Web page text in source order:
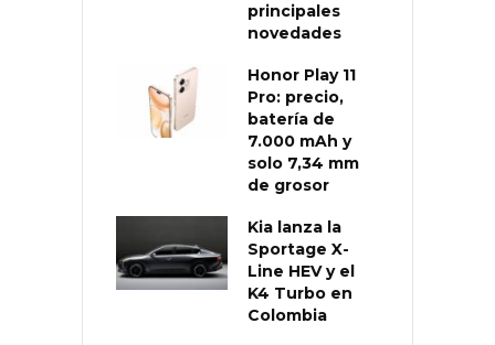
principales
novedades
Honor Play 11
Pro: precio,
batería de
7.000 mAh y
solo 7,34 mm
de grosor
Kia lanza la
Sportage X-
Line HEV y el
K4 Turbo en
Colombia